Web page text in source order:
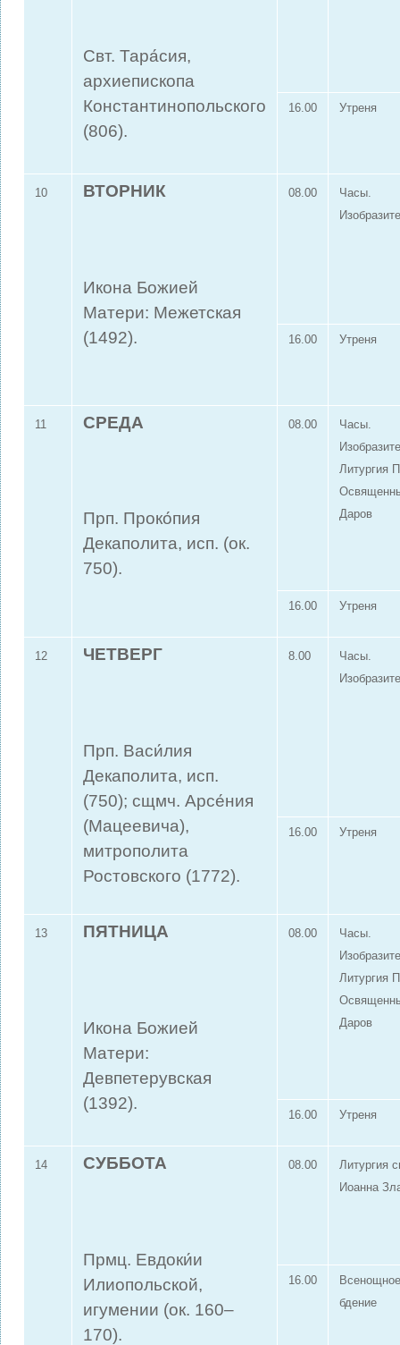
Свт. Тара́сия,
архиепископа
Константинопольского
(806).
16.00 Утреня
10 ВТОРНИК
Икона Божией
Матери: Межетская
(1492).
08.00
Часы.
16.00 Утреня
11 СРЕДА
Прп. Проко́пия
Декаполита, исп. (ок.
750).
08.00
Часы.
Литургия
Даров
16.00 Утреня
12 ЧЕТВЕРГ
Прп. Васи́лия
Декаполита, исп.
(750); сщмч. Арсе́ния
(Мацеевича),
митрополита
Ростовского (1772).
8.00
Часы.
16.00 Утреня
13 ПЯТНИЦА
Икона Божией
Матери:
Девпетерувская
(1392).
08.00
Часы.
Литургия
Даров
16.00 Утреня
14 СУББОТА
Прмц. Евдоки́и
Илиопольской,
игумении (ок. 160–
170).
08.00
Литургия
Иоанна
16.00
Всенощное
бдение